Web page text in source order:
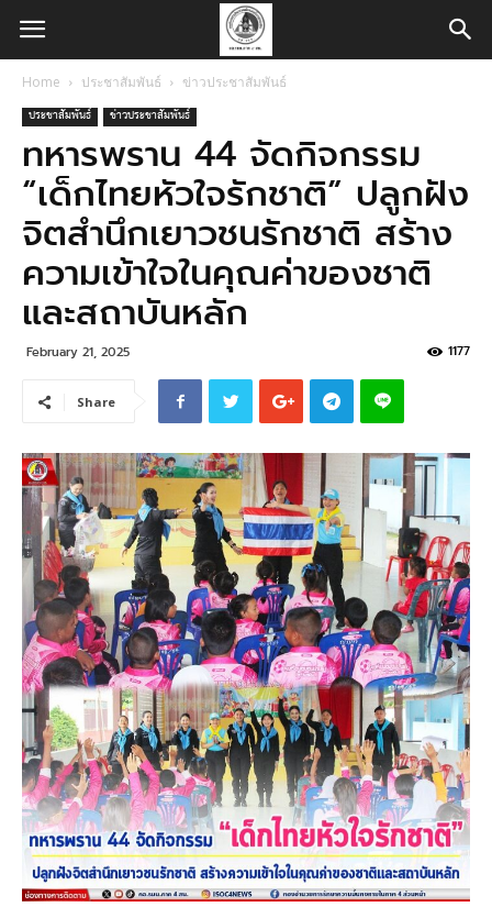
Home ประชาสัมพันธ์ ข่าวประชาสัมพันธ์
ประชาสัมพันธ์ ข่าวประชาสัมพันธ์
ทหารพราน 44 จัดกิจกรรม
“เด็กไทยหัวใจรักชาติ” ปลูกฝัง
จิตสำนึกเยาวชนรักชาติ สร้าง
ความเข้าใจในคุณค่าของชาติ
และสถาบันหลัก
February 21, 2025 1177
Share